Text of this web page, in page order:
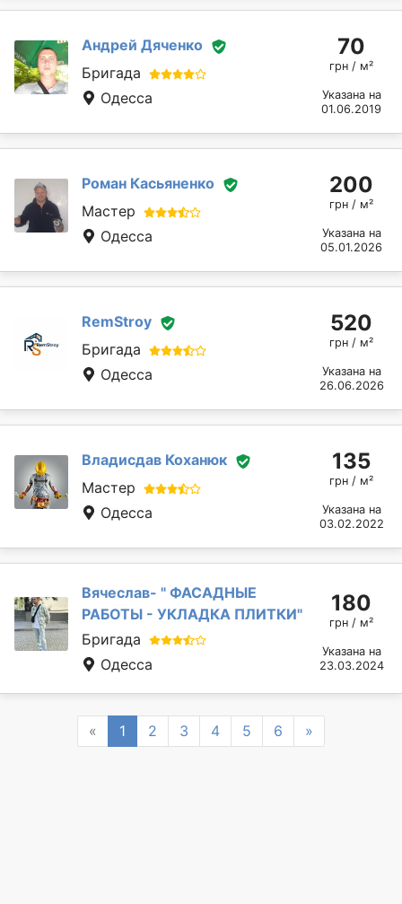
Андрей Дяченко
Бригада
Одесса
70
грн / м²
Указана на
01.06.2019
Роман Касьяненко
Мастер
Одесса
200
грн / м²
Указана на
05.01.2026
RemStroy
Бригада
Одесса
520
грн / м²
Указана на
26.06.2026
Владисдав Коханюк
Мастер
Одесса
135
грн / м²
Указана на
03.02.2022
Вячеслав- " ФАСАДНЫЕ
РАБОТЫ - УКЛАДКА ПЛИТКИ"
Бригада
Одесса
180
грн / м²
Указана на
23.03.2024
« Previous
1 2 3 4 5 6 »